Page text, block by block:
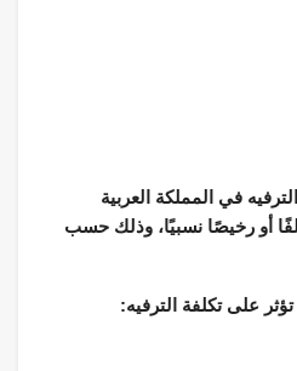
في المملكة العربية
أو رخيصًا نسبيًا، وذلك حسب
على تكلفة الترفيه: